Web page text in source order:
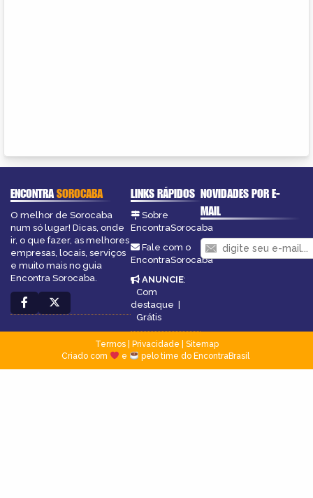
ENCONTRASOROCABA
O melhor de Sorocaba
num só lugar! Dicas, onde
ir, o que fazer, as melhores
empresas, locais, serviços
e muito mais no guia
Encontra Sorocaba.
LINKS RÁPIDOS
Sobre
EncontraSorocaba
Fale com o
EncontraSorocaba
ANUNCIE:
Com
destaque |
Grátis
NOVIDADES POR E-
MAIL
Termos| Privacidade
Sitemap
Criado com
e pelo time do EncontraBrasil